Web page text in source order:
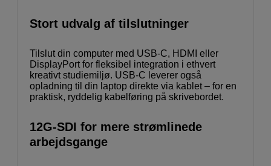
Stort udvalg af tilslutninger
Tilslut din computer med USB-C, HDMI eller
DisplayPort for fleksibel integration i ethvert
kreativt studiemiljø. USB-C leverer også
opladning til din laptop direkte via kablet – for en
praktisk, ryddelig kabelføring på skrivebordet.
12G-SDI for mere strømlinede
arbejdsgange